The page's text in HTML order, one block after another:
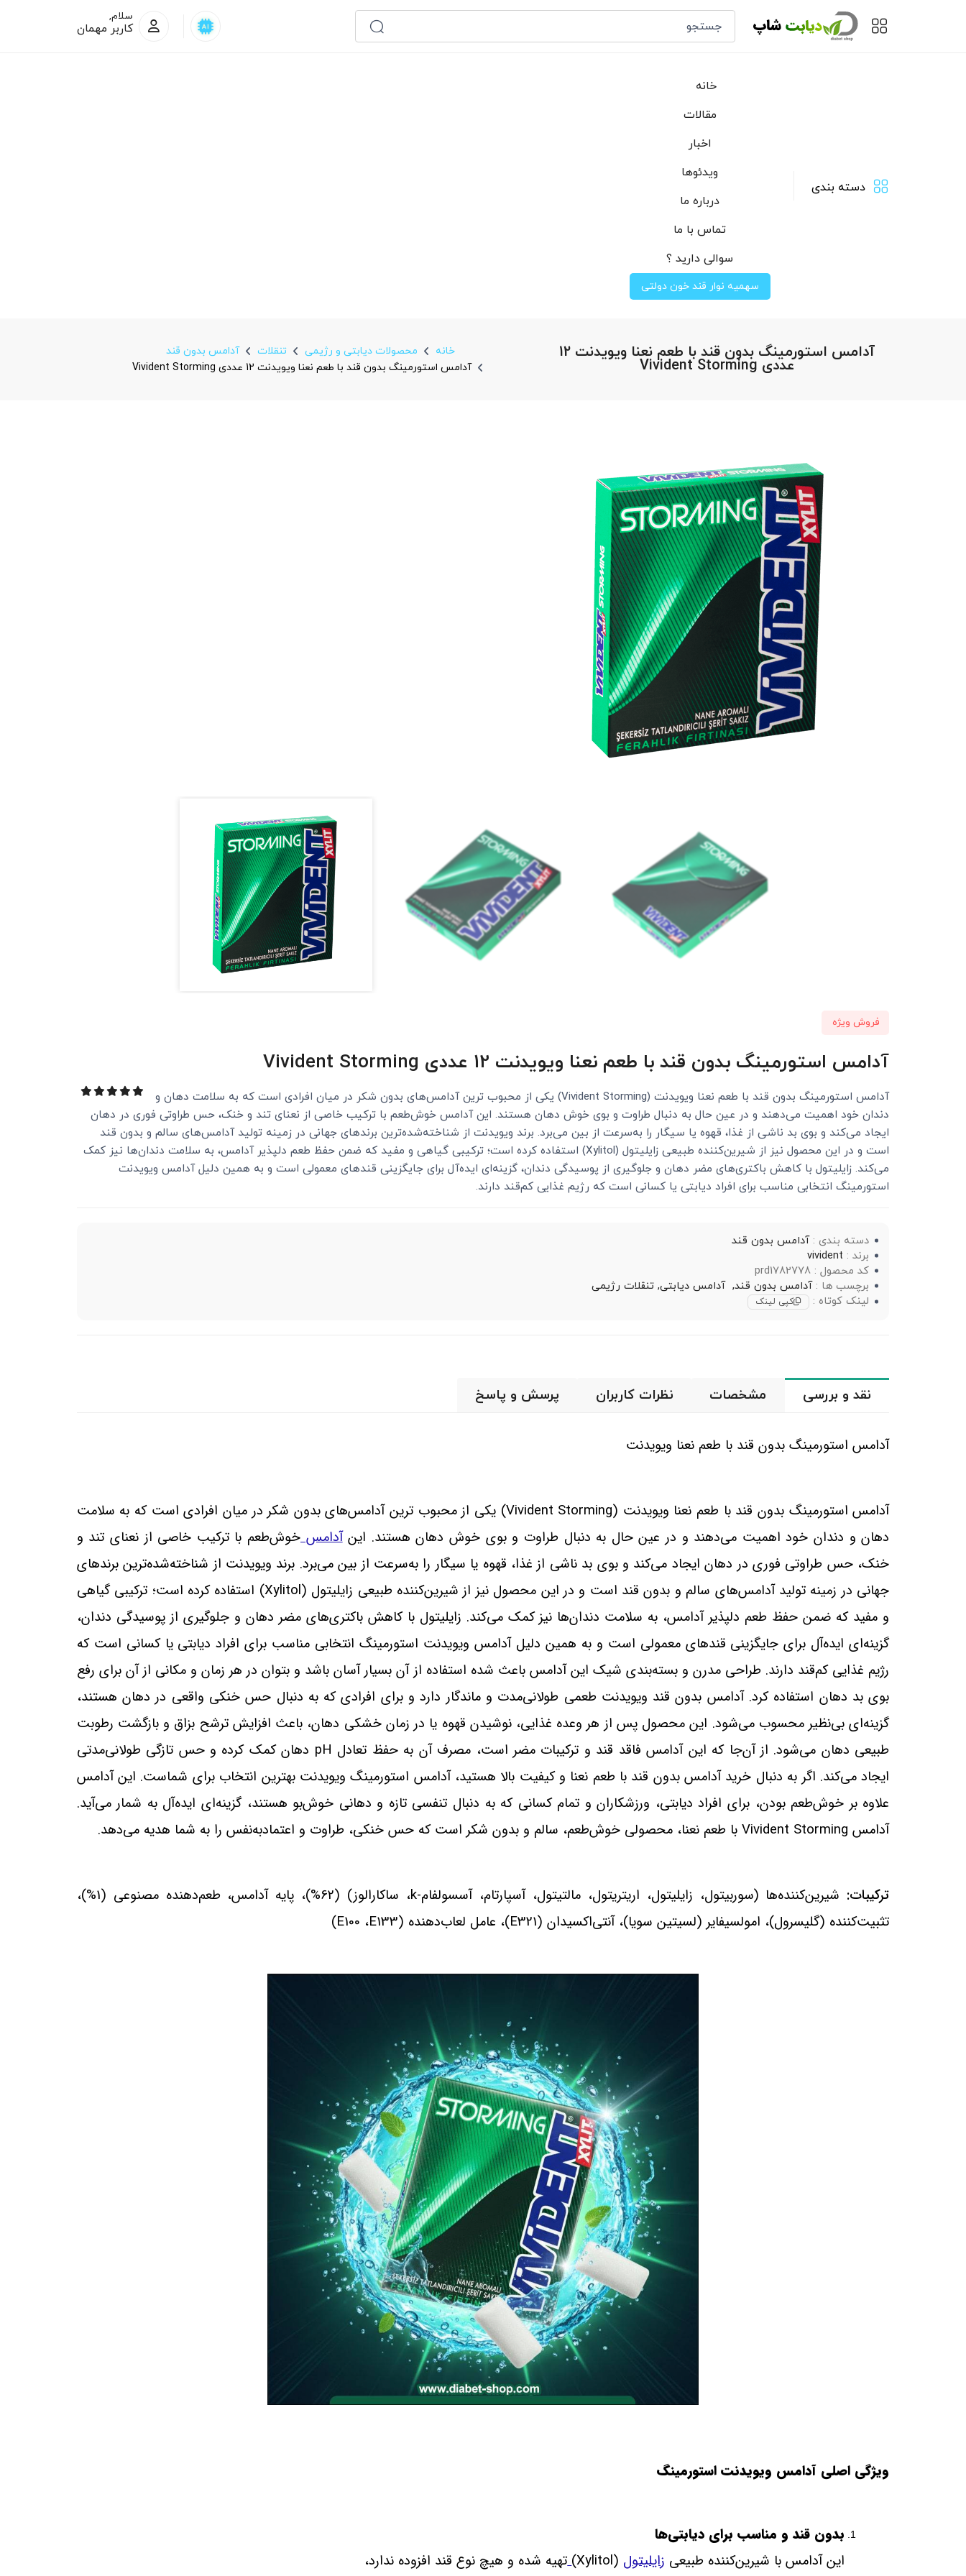
سلام,
کاربر مهمان
دسته بندی
خانه
مقالات
اخبار
ویدئوها
درباره ما
تماس با ما
سوالی دارید ؟
سهمیه نوار قند خون دولتی
آدامس استورمینگ بدون قند با طعم نعنا ویویدنت 12
عددی Vivident Storming
خانه محصولات دیابتی و رژیمی تنقلات
آدامس بدون قند
آدامس استورمینگ بدون قند با طعم نعنا ویویدنت 12 عددی Vivident Storming
فروش ویژه
آدامس استورمینگ بدون قند با طعم نعنا ویویدنت 12 عددی Vivident Storming
آدامس استورمینگ بدون قند با طعم نعنا ویویدنت (Vivident Storming) یکی از محبوب ‌ترین آدامس‌های بدون شکر در میان افرادی است که به سلامت دهان و
دندان خود اهمیت می‌دهند و در عین حال به دنبال طراوت و بوی خوش دهان هستند. این آدامس خوش‌طعم با ترکیب خاصی از نعنای تند و خنک، حس طراوتی فوری در دهان
ایجاد می‌کند و بوی بد ناشی از غذا، قهوه یا سیگار را به‌سرعت از بین می‌برد. برند ویویدنت از شناخته‌شده‌ترین برندهای جهانی در زمینه تولید آدامس‌های سالم و بدون قند
است و در این محصول نیز از شیرین‌کننده طبیعی زایلیتول (Xylitol) استفاده کرده است؛ ترکیبی گیاهی و مفید که ضمن حفظ طعم دلپذیر آدامس، به سلامت دندان‌ها نیز کمک
می‌کند. زایلیتول با کاهش باکتری‌های مضر دهان و جلوگیری از پوسیدگی دندان، گزینه‌ای ایده‌آل برای جایگزینی قندهای معمولی است و به همین دلیل آدامس ویویدنت
استورمینگ انتخابی مناسب برای افراد دیابتی یا کسانی است که رژیم غذایی کم‌قند دارند.
دسته بندی :آدامس بدون قند
برند : vivident
کد محصول : prd1782778
برچسب ها :آدامس بدون قند, آدامس دیابتی, تنقلات رژیمی
لینک کوتاه :
کپی لینک
نقد و بررسی مشخصات نظرات کاربران پرسش و پاسخ
آدامس استورمینگ بدون قند با طعم نعنا ویویدنت
آدامس استورمینگ بدون قند با طعم نعنا ویویدنت (Vivident Storming)یکی از محبوب ‌ترین آدامس‌های بدون شکر در میان افرادی است که به سلامت
دهان و دندان خود اهمیت می‌دهند و در عین حال به دنبال طراوت و بوی خوش دهان هستند. اینآدامسخوش‌طعم با ترکیب خاصی از نعنای تند و
خنک، حس طراوتی فوری در دهان ایجاد می‌کند و بوی بد ناشی از غذا، قهوه یا سیگار را به‌سرعت از بین می‌برد. برند ویویدنت از شناخته‌شده‌ترین برندهای
جهانی در زمینه تولید آدامس‌های سالم و بدون قند است و در این محصول نیز از شیرین‌کننده طبیعی زایلیتول (Xylitol) استفاده کرده است؛ ترکیبی گیاهی
و مفید که ضمن حفظ طعم دلپذیر آدامس، به سلامت دندان‌ها نیز کمک می‌کند. زایلیتول با کاهش باکتری‌های مضر دهان و جلوگیری از پوسیدگی دندان،
گزینه‌ای ایده‌آل برای جایگزینی قندهای معمولی است و به همین دلیل آدامس ویویدنت استورمینگ انتخابی مناسب برای افراد دیابتی یا کسانی است که
رژیم غذایی کم‌قند دارند. طراحی مدرن و بسته‌بندی شیک این آدامس باعث شده استفاده از آن بسیار آسان باشد و بتوان در هر زمان و مکانی از آن برای رفع
بوی بد دهان استفاده کرد. آدامس بدون قند ویویدنت طعمی طولانی‌مدت و ماندگار دارد و برای افرادی که به دنبال حس خنکی واقعی در دهان هستند،
گزینه‌ای بی‌نظیر محسوب می‌شود. این محصول پس از هر وعده غذایی، نوشیدن قهوه یا در زمان خشکی دهان، باعث افزایش ترشح بزاق و بازگشت رطوبت
طبیعی دهان می‌شود. از آن‌جا که این آدامس فاقد قند و ترکیبات مضر است، مصرف آن به حفظ تعادل pH دهان کمک کرده و حس تازگی طولانی‌مدتی
ایجاد می‌کند. اگر به دنبال خرید آدامس بدون قند با طعم نعنا و کیفیت بالا هستید، آدامس استورمینگ ویویدنت بهترین انتخاب برای شماست. این آدامس
علاوه بر خوش‌طعم بودن، برای افراد دیابتی، ورزشکاران و تمام کسانی که به دنبال تنفسی تازه و دهانی خوش‌بو هستند، گزینه‌ای ایده‌آل به شمار می‌آید.
آدامسVivident Storming با طعم نعنا، محصولی خوش‌طعم، سالم و بدون شکر است که حس خنکی، طراوت و اعتمادبه‌نفس را به شما هدیه می‌دهد.
ترکیبات: شیرین‌کننده‌ها (سوربیتول، زایلیتول، اریتریتول، مالتیتول، آسپارتام، آسسولفام-k
، ساکارالوز) (62%)، پایه آدامس، طعم‌دهنده مصنوعی (1%)،
تثبیت‌کننده (گلیسرول)، امولسیفایر (لسیتین سویا)، آنتی‌اکسیدان (E321)، عامل لعاب‌دهنده (E133، E100
)
ویژگی‌ اصلی آدامس ویویدنت استورمینگ
بدون قند و مناسب برای دیابتی‌ها
این آدامس با شیرین‌کننده طبیعی زایلیتول (Xylitol) تهیه شده و هیچ نوع قند افزوده ندارد،